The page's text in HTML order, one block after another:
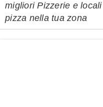
migliori Pizzerie e
pizza nella tua zona